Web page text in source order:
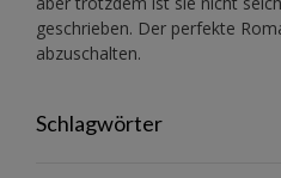
geschrieben. Der perfekte
abzuschalten.
Schlagwörter